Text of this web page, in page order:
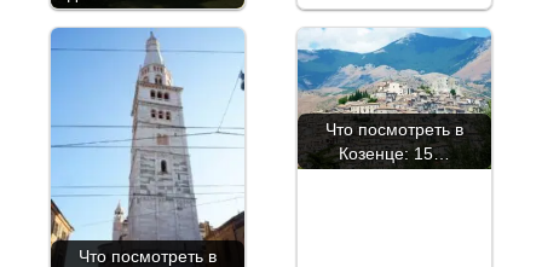
Что посмотреть в
Что посмотреть в
Козенце: 15…